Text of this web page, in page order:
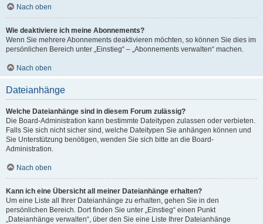
Nach oben
Wie deaktiviere ich meine Abonnements?
Wenn Sie mehrere Abonnements deaktivieren möchten, so können Sie dies im
persönlichen Bereich unter „Einstieg“ – „Abonnements verwalten“ machen.
Nach oben
Dateianhänge
Welche Dateianhänge sind in diesem Forum zulässig?
Die Board-Administration kann bestimmte Dateitypen zulassen oder verbieten.
Falls Sie sich nicht sicher sind, welche Dateitypen Sie anhängen können und
Sie Unterstützung benötigen, wenden Sie sich bitte an die Board-
Administration.
Nach oben
Kann ich eine Übersicht all meiner Dateianhänge erhalten?
Um eine Liste all Ihrer Dateianhänge zu erhalten, gehen Sie in den
persönlichen Bereich. Dort finden Sie unter „Einstieg“ einen Punkt
„Dateianhänge verwalten“, über den Sie eine Liste Ihrer Dateianhänge